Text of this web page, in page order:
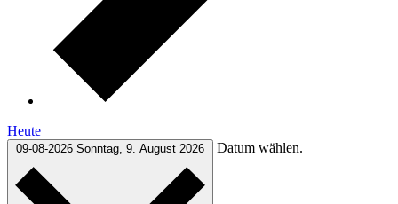
Heute
09-08-2026 Sonntag, 9. August 2026 Datum wählen.